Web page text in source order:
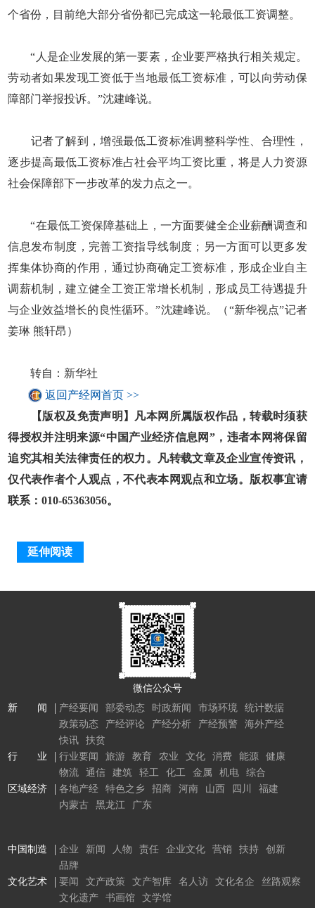
个省份，目前绝大部分省份都已完成这一轮最低工资调整。
“人是企业发展的第一要素，企业要严格执行相关规定。
劳动者如果发现工资低于当地最低工资标准，可以向劳动保
障部门举报投诉。”沈建峰说。
记者了解到，增强最低工资标准调整科学性、合理性，
逐步提高最低工资标准占社会平均工资比重，将是人力资源
社会保障部下一步改革的发力点之一。
“在最低工资保障基础上，一方面要健全企业薪酬调查和
信息发布制度，完善工资指导线制度；另一方面可以更多发
挥集体协商的作用，通过协商确定工资标准，形成企业自主
调薪机制，建立健全工资正常增长机制，形成员工待遇提升
与企业效益增长的良性循环。”沈建峰说。（“新华视点”记者
姜琳 熊轩昂）
转自：新华社
返回产经网首页 >>
【版权及免责声明】凡本网所属版权作品，转载时须获
得授权并注明来源“中国产业经济信息网”，违者本网将保留
追究其相关法律责任的权力。凡转载文章及企业宣传资讯，
仅代表作者个人观点，不代表本网观点和立场。版权事宜请
联系：010-65363056。
延伸阅读
微信公众号
新 闻
产经要闻 部委动态 时政新闻 市场环境
统计数据
政策动态
产经评论 产经分析 产经预警
海外产经
快讯
扶贫
行 业
行业要闻 旅游 教育 农业 文化 消费 能源
健康
物流
通信 建筑 轻工 化工 金属 机电
综合
区域经济
各地产经 特色之乡 招商 河南 山西 四川
福建
内蒙古
黑龙江 广东
中国制造 企业 新闻 人物 责任 企业文化 营销 扶持
创新
品牌
文化艺术
要闻 文产政策 文产智库 名人访 文化名企
丝路观察
文化遗产
书画馆 文学馆